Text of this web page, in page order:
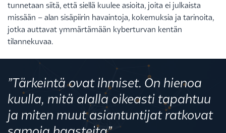
tunnetaan siitä, että siellä kuulee asioita, joita ei julkaista
missään – alan sisäpiirin havaintoja, kokemuksia ja tarinoita,
jotka auttavat ymmärtämään kyberturvan kentän
tilannekuvaa.
”Tärkeintä ovat ihmiset. On hienoa
kuulla, mitä alalla oikeasti tapahtuu
ja miten muut asiantuntijat ratkovat